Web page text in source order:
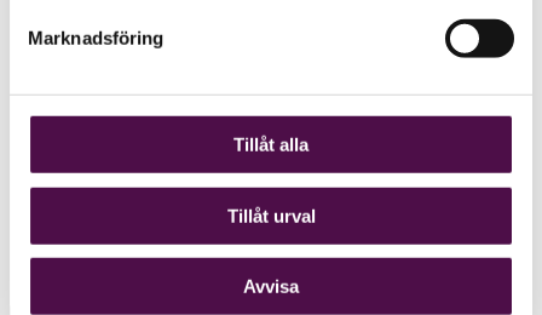
Marknadsföring
Tillåt alla
Tillåt urval
Avvisa